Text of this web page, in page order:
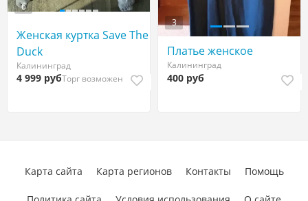
6
Женская куртка Save Тhе
Duсk
Калининград
4 999 рубТорг возможен
3
Платье женское
Калининград
400 руб
Карта сайта Карта регионов Контакты Помощь